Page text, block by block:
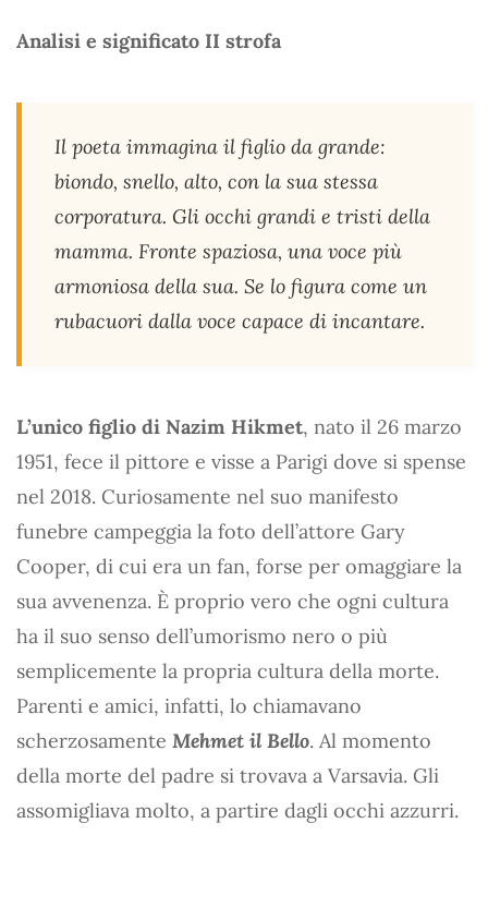
Analisi e significato II strofa
Il poeta immagina il figlio da grande:
biondo, snello, alto, con la sua stessa
corporatura. Gli occhi grandi e tristi della
mamma. Fronte spaziosa, una voce più
armoniosa della sua. Se lo figura come un
rubacuori dalla voce capace di incantare.
L’unico figlio di Nazim Hikmet, nato il 26 marzo
1951, fece il pittore e visse a Parigi dove si spense
nel 2018. Curiosamente nel suo manifesto
funebre campeggia la foto dell’attore Gary
Cooper, di cui era un fan, forse per omaggiare la
sua avvenenza. È proprio vero che ogni cultura
ha il suo senso dell’umorismo nero o più
semplicemente la propria cultura della morte.
Parenti e amici, infatti, lo chiamavano
scherzosamente Mehmet il Bello. Al momento
della morte del padre si trovava a Varsavia. Gli
assomigliava molto, a partire dagli occhi azzurri.